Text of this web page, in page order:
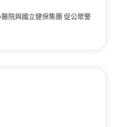
院與國立健保集團 促公眾警